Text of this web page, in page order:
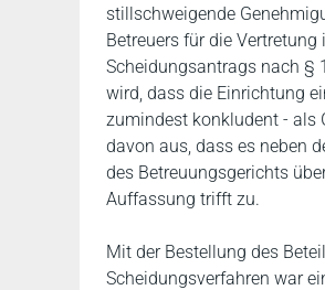
stillschweigende
Betreuers für die
Scheidungsantrags nach §
wird, dass die Einrichtung
zumindest konkludent - als
davon aus, dass es neben
des Betreuungsgerichts
Auffassung trifft zu.
Mit der Bestellung des
Scheidungsverfahren war